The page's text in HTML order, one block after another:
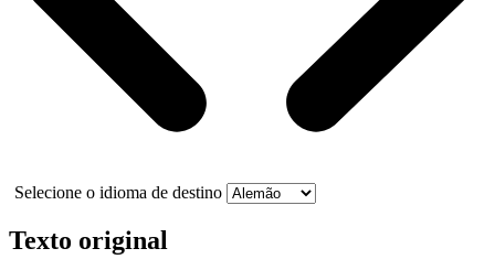
Selecione o idioma de destino
Texto original